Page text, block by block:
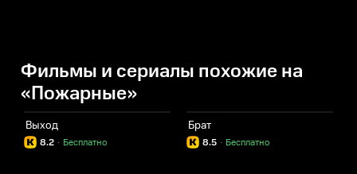
Фильмы и сериалы похожие на
«Пожарные»
Выход
8.2 Бесплатно
·
Брат
8.5 Бесплатно
·